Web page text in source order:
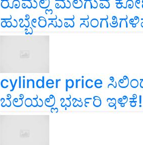
ಹುಬ್ಬೇರಿಸುವ
cylinder price
ಬೆಲೆಯಲ್ಲಿ ಭರ್ಜರಿ ಇಳಿಕೆ!